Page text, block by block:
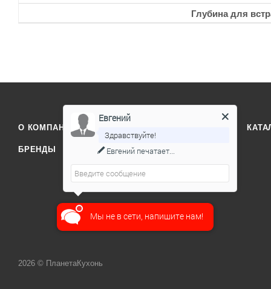
Глубина для
О КОМПАНИИ
БРЕНДЫ
2026 © ПланетаКухонь
Мы не в сети, напишите нам!
Евгений
Здравствуйте!
Евгений печатает...